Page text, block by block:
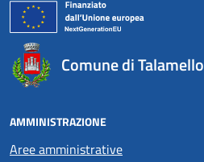
Comune di Talamello
AMMINISTRAZIONE
Aree amministrative